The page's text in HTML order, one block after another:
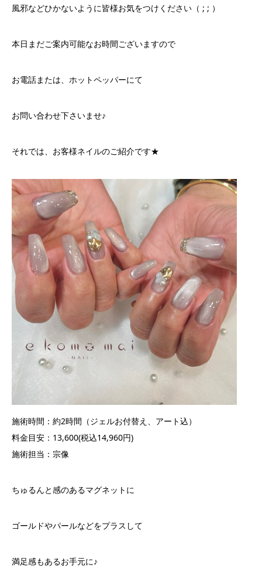
風邪などひかないように皆様お気をつけください（ ; ; ）
本日まだご案内可能なお時間ございますので
お電話または、ホットペッパーにて
お問い合わせ下さいませ♪
それでは、お客様ネイルのご紹介です★
施術時間：約2時間（ジェルお付替え、アート込）
料金目安：13,600(税込14,960円)
施術担当：宗像
ちゅるんと感のあるマグネットに
ゴールドやパールなどをプラスして
満足感もあるお手元に♪